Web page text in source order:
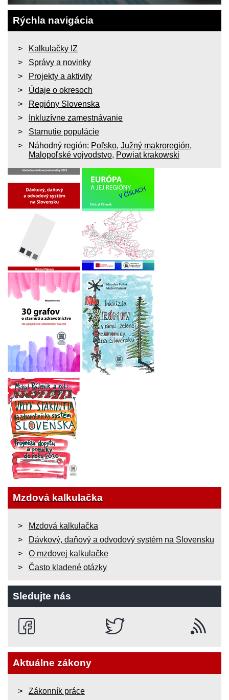
Rýchla navigácia
Kalkulačky IZ
Správy a novinky
Projekty a aktivity
Údaje o okresoch
Regióny Slovenska
Inkluzívne zamestnávanie
Starnutie populácie
Náhodný región: Poľsko, Južný makroregión,
Malopoľské vojvodstvo, Powiat krakowski
Mzdová kalkulačka
Mzdová kalkulačka
Dávkový, daňový a odvodový systém na Slovensku
O mzdovej kalkulačke
Často kladené otázky
Sledujte nás
Aktuálne zákony
Zákonník práce